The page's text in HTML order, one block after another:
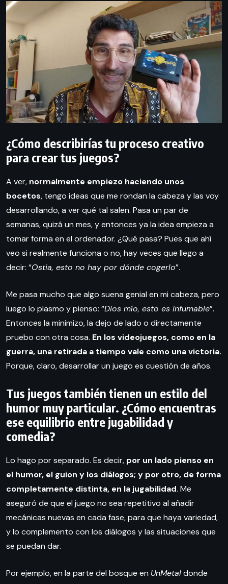
¿Cómo describirías tu proceso creativo
para crear tus juegos?
A ver, normalmente empiezo haciendo unos
bocetos, tengo ideas que me rondan la cabeza y las voy
desarrollando, a ver qué tal salen. Pasa un par de
semanas, quizá un mes, y entonces ya la idea empieza a
tomar forma en el ordenador. ¿Qué pasa? Pues que ahí
veo si realmente funciona o no, hay veces que llego a
decir: “Ostia, esto no hay por dónde cogerlo”.
Me pasa mucho que algo suena genial en mi cabeza, pero
luego lo plasmo y pienso: “Dios mío, esto es infumable”.
Entonces la minimizo, la dejo de lado o directamente
pruebo con otra cosa. En los videojuegos, como en la
guerra, una retirada a tiempo vale como una victoria.
Porque, claro, desarrollar un juego es cuestión de años.
Tus juegos también tienen un estilo del
humor muy particular. ¿Cómo encuentras
ese equilibrio entre jugabilidad y
comedia?
Lo hago por separado. Es decir, por un lado pienso en
el humor, el guion y los diálogos; y por otro, de forma
completamente distinta, en la jugabilidad. Me
aseguró de que el juego no sea repetitivo al añadir
mecánicas nuevas en cada fase, para que haya variedad,
y lo complemento con los diálogos y las situaciones que
se puedan dar.
Por ejemplo, en la parte del bosque en UnMetaldonde